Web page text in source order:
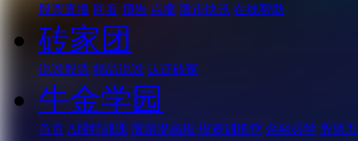
股票直播 回看 预告 点播 股市快讯 在线帮助
砖家团
说说股票 精品说说 认证砖家
牛金学园
首页 A股特战课 股票提高班 投资训练营 金融必学 股票